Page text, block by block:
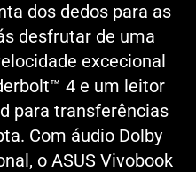
dos dedos para as
desfrutar de uma
excecional
4 e um leitor
para transferências
Com áudio Dolby
o ASUS Vivobook